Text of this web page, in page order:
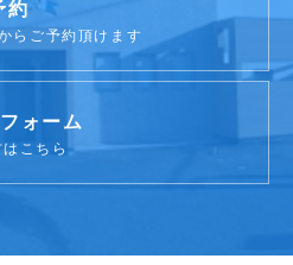
約
らご予約頂けます
ォーム
こちら